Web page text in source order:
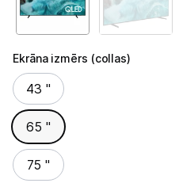
TV iekārtas
Spēļu konsoles
Ekrāna izmērs (collas)
Ekrāna izmērs (collas)
43 "
65 "
75 "